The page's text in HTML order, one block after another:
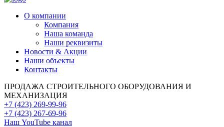
О компании
Компания
Наша команда
Наши реквизиты
Новости & Акции
Наши объекты
Контакты
ПРОДАЖА СТРОИТЕЛЬНОГО ОБОРУДОВАНИЯ И
МЕХАНИЗАЦИЯ
+7 (423) 269-99-96
+7 (423) 267-69-96
Наш YouTube канал